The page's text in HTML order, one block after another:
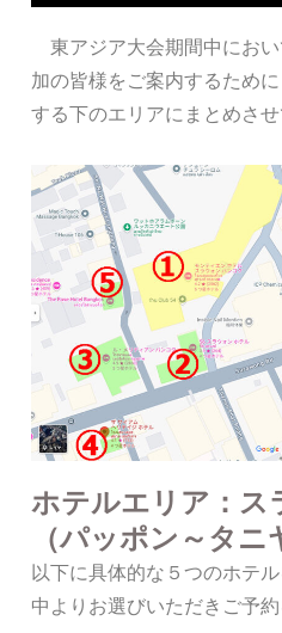
東アジア大会期間中にお
加の皆様をご案内するため
する下のエリアにまとめさせ
ホテルエリア：ス
（パッポン～タニ
以下に具体的な５つのホテ
中よりお選びいただきご予約